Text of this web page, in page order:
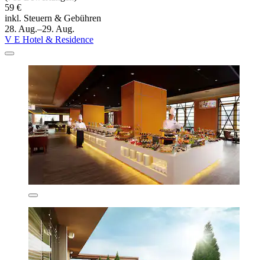
59 €
inkl. Steuern & Gebühren
28. Aug.–29. Aug.
V E Hotel & Residence